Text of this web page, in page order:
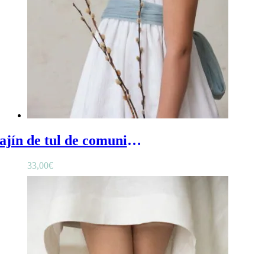
Fajín de tul de comunión verde agua – Verde agua
33,00€